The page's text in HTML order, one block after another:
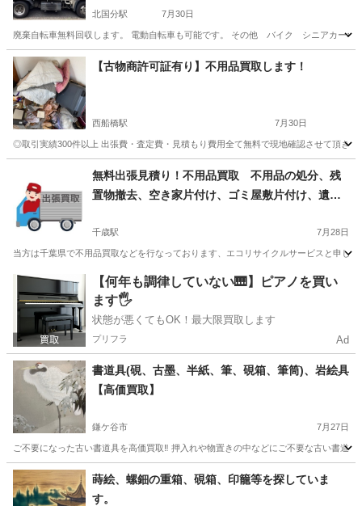
北国分駅 7月30日
廃棄自転車無料回収します。 電動自転車も可能です。 その他 バイク シニアカーな
千葉 松戸市 北国分駅 不用品回収 無料
【古物商許可証有り】不用品買取します！
西船橋駅 7月30日
◎取引実績300件以上 出張費・査定費・見積もり費用全て無料で現地確認させて頂き
西船橋駅 不用品買取 買取
無料出張見積り！不用品買取 不用品の処分、残
置物撤去、空き家片付け、ゴミ屋敷片付け、遺品
津市 木更津市 袖ヶ浦市
千歳駅 7月28日
当方は千葉県で不用品買取などを行なっております、エコリサイクルサービスと申し
千葉 南房総市 千歳駅 不用品買取 無料
【何年も調律していない🎹】ピアノを買い
ます🖐️
状態が悪くてもOK！最大限買取します
プリフラ Ad
書道具(硯、古墨、半紙、筆、硯箱、筆筒)、岩絵具
【高価買取】
鎌ケ谷市 7月27日
ご不要になった古い書道具を高価買取‼️ 押入れや物置きの中などにご不要な古い書道
千葉 鎌ケ谷市 不用品買取 買取
蒔絵、螺鈿の重箱、硯箱、印籠等を探していま
す。